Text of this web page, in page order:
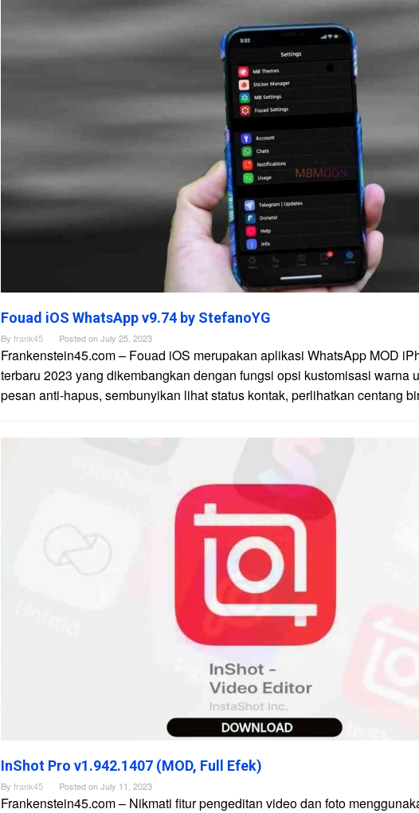
Frankenstein45.Com
Fouad iOS WhatsApp v9.74 by StefanoYG
By frank45 Posted onJuly 25, 2023
Frankenstein45.com – Fouad iOS merupakan aplikasi WhatsApp MOD
terbaru 2023 yang dikembangkan dengan fungsi opsi kustomisasi warna
pesan anti-hapus, sembunyikan lihat status kontak, perlihatkan centang
InShot Pro v1.942.1407 (MOD, Full Efek)
By frank45 Posted onJuly 11, 2023
Frankenstein45.com – Nikmati fitur pengeditan video dan foto